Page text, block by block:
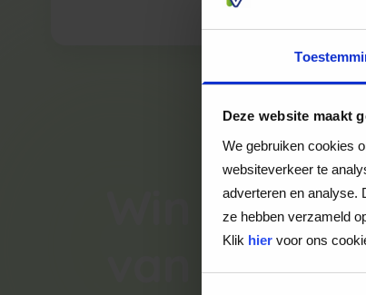
Deze website maakt
We gebruiken cookies
websiteverkeer te
adverteren en analyse.
ze hebben verzameld
Klik hiervoor ons
Win een
van €100,-